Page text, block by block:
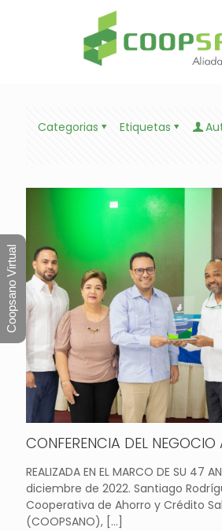
Categorias Etiquetas
CONFERENCIA DEL NEGOCIO
REALIZADA EN EL MARCO DE SU 47
diciembre de 2022. Santiago
Cooperativa de Ahorro y Crédito
(COOPSANO), […]
Coopsano Virtual